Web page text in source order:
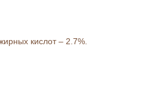
кислот – 2.7%.